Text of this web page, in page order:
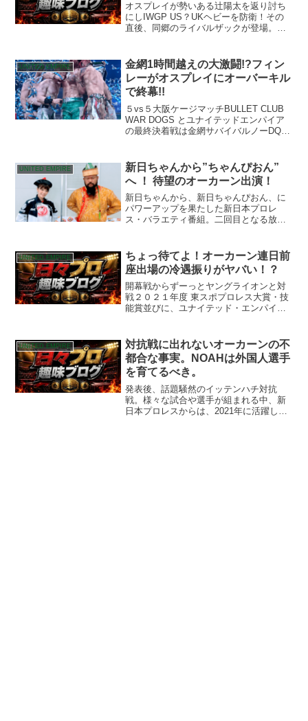
オスプレイが勢いある辻陽太を返り討ち
にしIWGP US？UKヘビーを防衛！その
直後、同郷のライバルザックが登場。英
UNITED EMPIRE
金網1時間越えの大激闘!?フィン
レーがオスプレイにオーバーキル
で終幕!!
５vs５大阪ケージマッチBULLET CLUB
WAR DOGS とユナイテッドエンパイア
の最終決着戦は金網サバイバルノーDQデ
壮絶な死闘になる予感がします。しか
し、B...
UNITED EMPIRE
新日ちゃんから”ちゃんぴおん”
へ ！ 待望のオーカーン出演！
新日ちゃんから、新日ちゃんぴおん、に
パワーアップを果たした新日本プロレ
ス・バラエティ番組。二回目となる放送
UNITED EMPIRE
ちょっ待てよ！オーカーン連日前
座出場の冷遇振りがヤバい！？
開幕戦からずーっとヤングライオンと対
戦２０２１年度 東スポプロレス大賞・技
能賞並びに、ユナイテッド・エンパイア
レート・オーカーンの試合カードの冷遇
振り？がヤバいです。連...
UNITED EMPIRE
対抗戦に出れないオーカーンの不
都合な事実。NOAHは外国人選手
を育てるべき。
発表後、話題騒然のイッテンハチ対抗
戦。様々な試合や選手が組まれる中、新
日本プロレスからは、2021年に活躍した